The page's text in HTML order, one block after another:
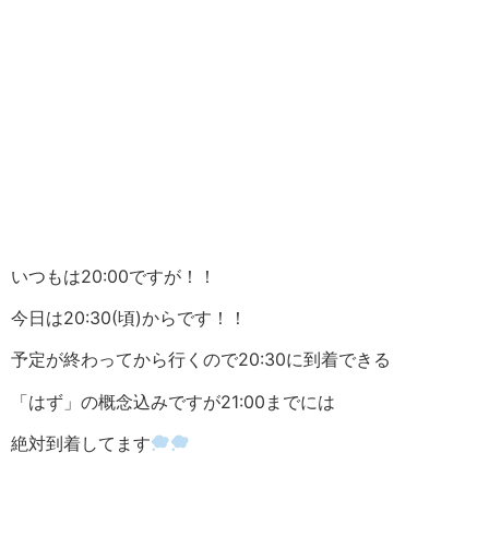
いつもは20:00ですが！！
今日は20:30(頃)からです！！
予定が終わってから行くので20:30に到着できる
「はず」の概念込みですが21:00までには
絶対到着してます